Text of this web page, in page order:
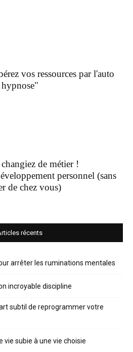
vos ressources par l'auto
hypnose"
de métier !
personnel (sans
de chez vous)
récents
arrêter les ruminations mentales
incroyable discipline
subtil de reprogrammer votre
vie subie à une vie choisie